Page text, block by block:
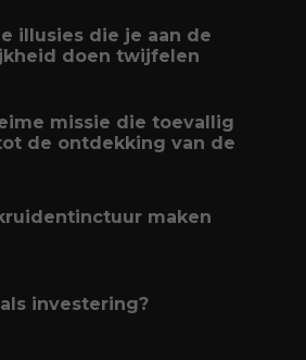
illusies die je aan de
doen twijfelen
missie die toevallig
de ontdekking van de
maken
investering?